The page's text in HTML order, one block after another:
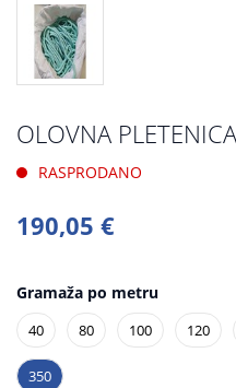
OLOVNA
RASPRODANO
190,05 €
Gramaža po metru
40 80 100 120
350